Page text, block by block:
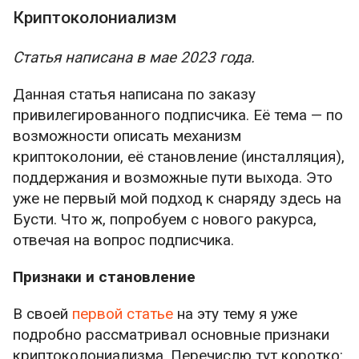
всегда удачных). Но, главные его достижения
он создал первую большую денежную
систему, более-менее единую для обширной
империи, он построил гигантскую дорогу от
Эгейского моря до самого сердца Персии.
Для тех времён тракт длиной более 3000
километров был чем-то невообразимым,
чудом света. Вдобавок к этому, Дарий
организовал почтовую службу или точнее
ямскую на этой дороге. Пакеты и
распоряжения передавались очень быстро,
что производило впечатление. Всё было
столетия. Правда, вскоре по этой дороге
бодро прошла армия Александра
Криптоколониализм
Статья написана в мае 2023 года.
Данная статья написана по заказу
привилегированного подписчика. Её тема — по
возможности описать механизм
криптоколонии, её становление (инсталляция),
поддержания и возможные пути выхода. Это
уже не первый мой подход к снаряду здесь на
Бусти. Что ж, попробуем с нового ракурса,
отвечая на вопрос подписчика.
Признаки и становление
В своей первой статье на эту тему я уже
подробно рассматривал основные признаки